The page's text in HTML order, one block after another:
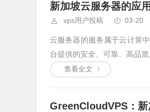
新加坡云服务器的应
vps用户投稿 03-20
云服务器的服务属于云计算
台提供的安全、可靠、高品
查看全文
GreenCloudVPS：